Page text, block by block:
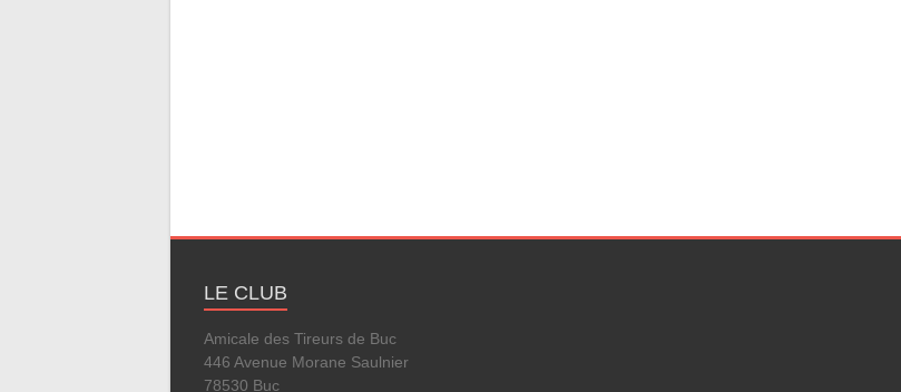
LE CLUB
Amicale des Tireurs de Buc
446 Avenue Morane Saulnier
78530 Buc